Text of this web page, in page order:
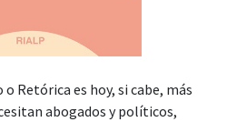
Retórica es hoy, si cabe, más
abogados y políticos,